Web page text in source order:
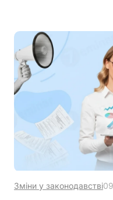
Зміни у законодавстві